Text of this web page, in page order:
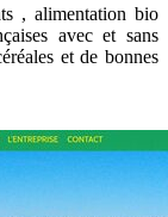
, alimentation bio
avec et sans
et de bonnes